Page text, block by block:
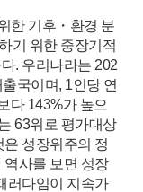
한 기후・환경 분
기 위한 중장기적
. 우리나라는 202
국이며, 1인당 연
다 143%가 높으
63위로 평가대상
성장위주의 정
역사를 보면 성장
러다임이 지속가